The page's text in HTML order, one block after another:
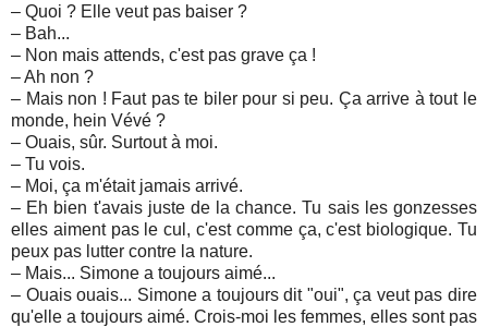
– Quoi ? Elle veut pas baiser ?
– Bah...
– Non mais attends, c'est pas grave ça !
– Ah non ?
– Mais non ! Faut pas te biler pour si peu. Ça arrive à tout le
monde, hein Vévé ?
– Ouais, sûr. Surtout à moi.
– Tu vois.
– Moi, ça m'était jamais arrivé.
– Eh bien t'avais juste de la chance. Tu sais les gonzesses
elles aiment pas le cul, c'est comme ça, c'est biologique. Tu
peux pas lutter contre la nature.
– Mais... Simone a toujours aimé...
– Ouais ouais... Simone a toujours dit "oui", ça veut pas dire
qu'elle a toujours aimé. Crois-moi les femmes, elles sont pas